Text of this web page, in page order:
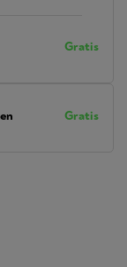
Gratis
Gratis